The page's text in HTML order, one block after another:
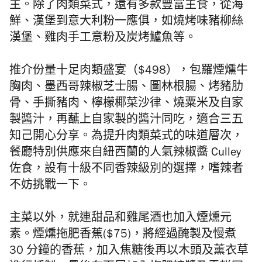
主。除了肉類菜式，還有多款豐富主食，從海
鮮、漢堡到意大利粉一應俱，如燒烤味豬柳絲
漢堡、雞肉手工意粉及炭烤鱸魚等。
推介份量十足肉類盛宴（$498），包羅煙燻牛
胸肉、墨西哥辣椒芝士腸、圖林根腸、烤豬肋
骨、手撕豬肉、檸檬椰菜沙律、燒粟米及自家
製醬汁，再蘸上自家製的醬汁同吃，適合三五
知己開心分享。為提升肉類菜式的味道層次，
餐廳特別供應來自紐西蘭的人氣辣椒醬 Culley
佐食，設有十級不同香辣級別的選擇，嗜辣者
不妨挑戰一下。
主菜以外，就連甜品和雞尾酒也加入煙燻元
素。 煙燻拖肥香蕉($75)，將經過醃製及慢煮
30 分鐘的香蕉，加入焦糖後再以木頭及薰衣草